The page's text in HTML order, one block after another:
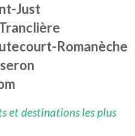
Just
Romanèche
et destinations les plus